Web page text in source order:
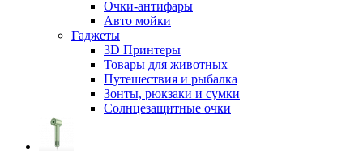
Очки-антифары
Авто мойки
Гаджеты
3D Принтеры
Товары для животных
Путешествия и рыбалка
Зонты, рюкзаки и сумки
Солнцезащитные очки